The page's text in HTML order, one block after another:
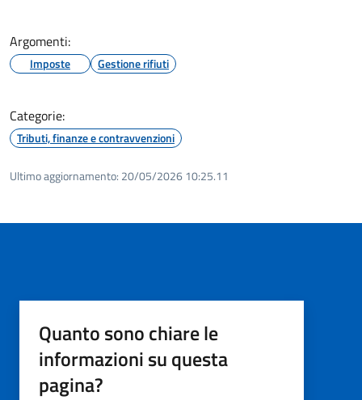
Argomenti:
Imposte Gestione rifiuti
Categorie:
Tributi, finanze e contravvenzioni
Ultimo aggiornamento: 20/05/2026 10:25.11
Quanto sono chiare le
informazioni su questa
pagina?